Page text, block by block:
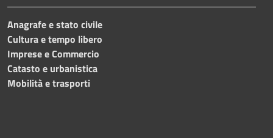
Anagrafe e stato civile
Cultura e tempo libero
Imprese e Commercio
Catasto e urbanistica
Mobilità e trasporti